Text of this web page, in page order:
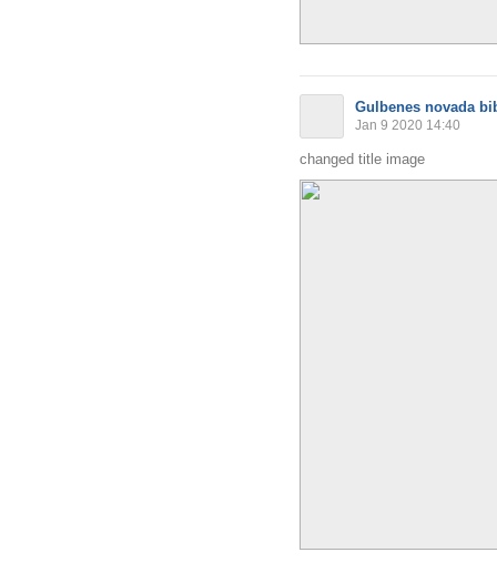
Gulbenes novada
Jan 9 2020 14:40
changed title image